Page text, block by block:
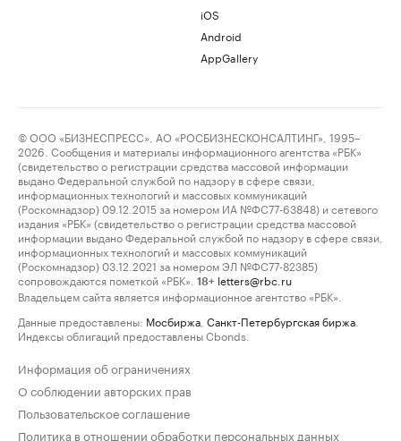
iOS
Android
AppGallery
© ООО «БИЗНЕСПРЕСС», АО «РОСБИЗНЕСКОНСАЛТИНГ», 1995–
2026. Сообщения и материалы информационного агентства «РБК»
(свидетельство о регистрации средства массовой информации
выдано Федеральной службой по надзору в сфере связи,
информационных технологий и массовых коммуникаций
(Роскомнадзор) 09.12.2015 за номером ИА №ФС77-63848) и сетевого
издания «РБК» (свидетельство о регистрации средства массовой
информации выдано Федеральной службой по надзору в сфере связи,
информационных технологий и массовых коммуникаций
(Роскомнадзор) 03.12.2021 за номером ЭЛ №ФС77-82385)
сопровождаются пометкой «РБК».
18+ letters@rbc.ru
Владельцем сайта является информационное агентство «РБК».
Данные предоставлены: Мосбиржа Санкт-Петербургская биржа
Индексы облигаций предоставлены Cbonds.
Информация об ограничениях
О соблюдении авторских прав
Пользовательское соглашение
Политика в отношении обработки персональных данных